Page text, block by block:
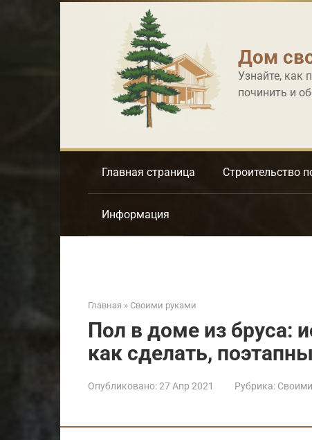
Дом
Узнайте, как
починить и
Главная страница Строительство
Информация
Главная » Своими руками
Пол в доме из бруса:
как сделать,
Опубликовано:27 Апр 2021 Рубрика: